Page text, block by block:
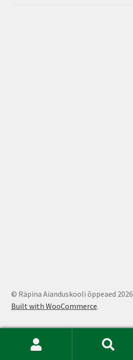
© Räpina Aianduskooli õppeaed 2026
Built with WooCommerce.